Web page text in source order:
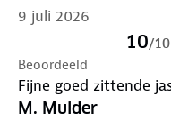
het in bij onze
bestemming aan.
9 juli 2026
10/10
Beoordeeld
Fijne goed zittende
M. Mulder